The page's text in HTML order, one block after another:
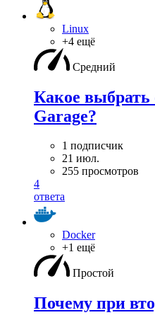
Linux
+4 ещё
Средний
Какое выбрать
Garage?
1 подписчик
21 июл.
255 просмотров
4
ответа
Docker
+1 ещё
Простой
Почему при